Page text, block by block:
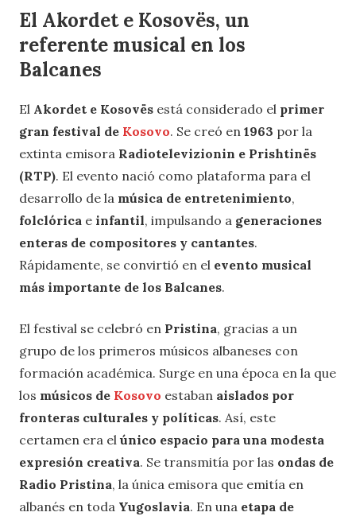
El Akordet e Kosovës, un
referente musical en los
Balcanes
El Akordet e Kosovës está considerado el primer
gran festival de Kosovo. Se creó en 1963 por la
extinta emisora Radiotelevizionin e Prishtinës
(RTP). El evento nació como plataforma para el
desarrollo de la música de entretenimiento,
folclórica e infantil, impulsando a generaciones
enteras de compositores y cantantes.
Rápidamente, se convirtió en el evento musical
más importante de los Balcanes.
El festival se celebró en Pristina, gracias a un
grupo de los primeros músicos albaneses con
formación académica. Surge en una época en la que
los músicos de Kosovo estaban aislados por
fronteras culturales y políticas. Así, este
certamen era el único espacio para una modesta
expresión creativa. Se transmitía por las ondas de
Radio Pristina, la única emisora ​​que emitía en
albanés en toda Yugoslavia. En una etapa de